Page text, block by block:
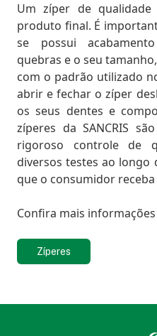
Um zíper de
produto final. É
se possui
quebras e o seu
com o padrão utilizado
abrir e fechar o zíper
os seus dentes e
zíperes da SANCRIS
rigoroso controle de
diversos testes ao longo
que o consumidor
Confira mais
Zíperes